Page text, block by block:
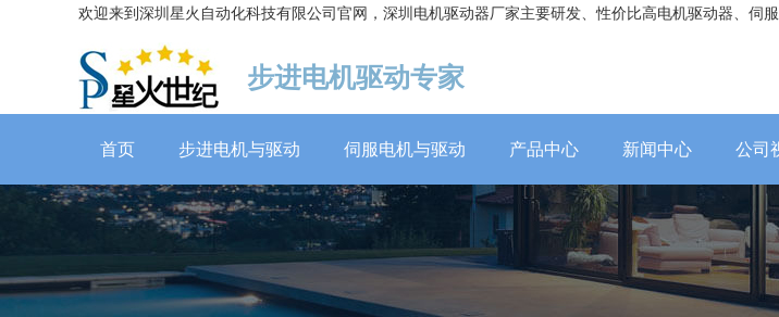
欢迎来到深圳星火自动化科技有限公司官网，深圳电机驱动器厂家主要研发、性价比高电机驱动器、伺
步进电机驱动专家
首页 步进电机与驱动 伺服电机与驱动 产品中心 新闻中心 公司